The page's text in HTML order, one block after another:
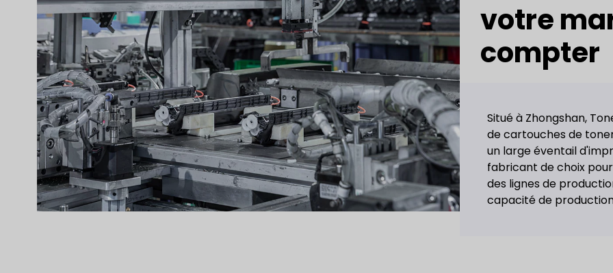
votre
compter
Situé à Zhongshan,
de cartouches de
un large éventail
fabricant de choix
des lignes de
capacité de